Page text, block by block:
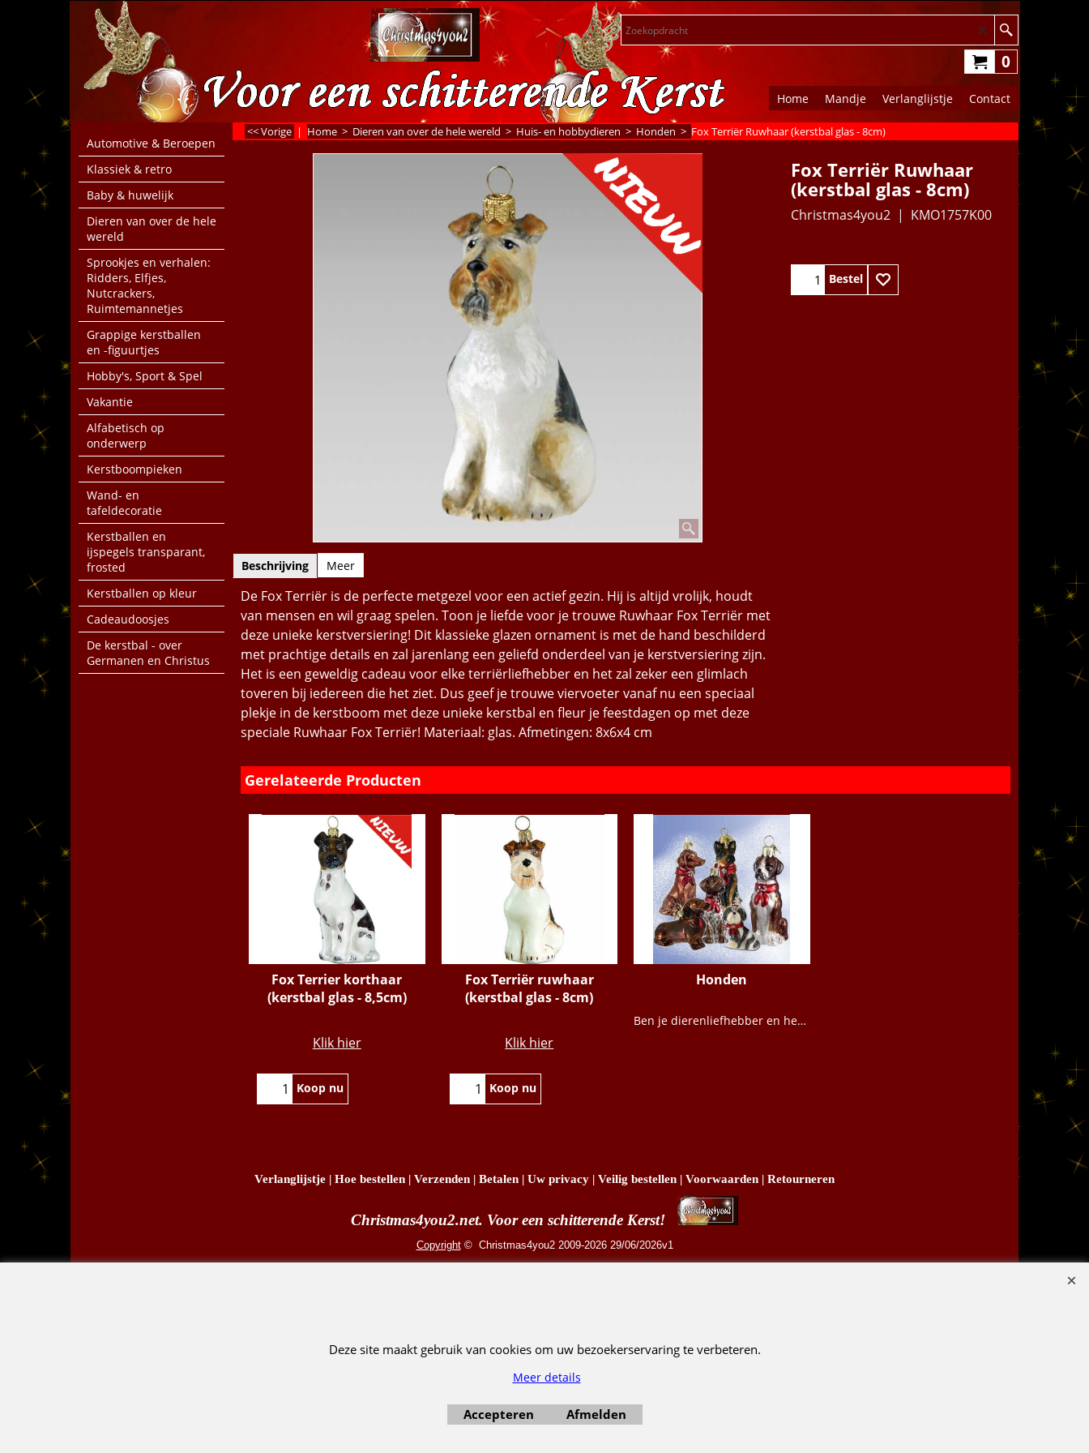
0
Home Mandje Verlanglijstje Contact
Automotive & Beroepen
Klassiek & retro
Baby & huwelijk
Dieren van over de hele
wereld
Sprookjes en verhalen:
Ridders, Elfjes,
Nutcrackers,
Ruimtemannetjes
Grappige kerstballen
en -figuurtjes
Hobby's, Sport & Spel
Vakantie
Alfabetisch op
onderwerp
Kerstboompieken
Wand- en
tafeldecoratie
Kerstballen en
ijspegels transparant,
frosted
Kerstballen op kleur
Cadeaudoosjes
De kerstbal - over
Germanen en Christus
<< Vorige | Home > Dieren van over de hele wereld > Huis- en hobbydieren > Honden > Fox Terriër Ruwhaar (kerstbal glas - 8cm)
Fox Terriër Ruwhaar
(kerstbal glas - 8cm)
Christmas4you2 KMO1757K00
Beschrijving Meer
De Fox Terriër is de perfecte metgezel voor een actief gezin. Hij is altijd vrolijk, houdt
van mensen en wil graag spelen. Toon je liefde voor je trouwe Ruwhaar Fox Terriër met
deze unieke kerstversiering! Dit klassieke glazen ornament is met de hand beschilderd
met prachtige details en zal jarenlang een geliefd onderdeel van je kerstversiering zijn.
Het is een geweldig cadeau voor elke terriërliefhebber en het zal zeker een glimlach
toveren bij iedereen die het ziet. Dus geef je trouwe viervoeter vanaf nu een speciaal
plekje in de kerstboom met deze unieke kerstbal en fleur je feestdagen op met deze
speciale Ruwhaar Fox Terriër! Materiaal: glas. Afmetingen: 8x6x4 cm
Gerelateerde Producten
Fox Terrier korthaar
(kerstbal glas - 8,5cm)
Klik hier
Koop nu
Fox Terriër ruwhaar
(kerstbal glas - 8cm)
Klik hier
Koop nu
Honden
Ben je dierenliefhebber en heb je één of meer honden in huis? Ontzettend leuk om dan een kerstbal van jouw lieverd in je kerstboom te hangen. Kijk snel of jouw ras er bij zit! | Christmas4you2 voor een schitterende Kerst
Verlanglijstje | Hoe bestellen | Verzenden | Betalen | Uw privacy | Veilig bestellen | Voorwaarden | Retourneren
Christmas4you2.net. Voor een schitterende Kerst!
Copyright© Christmas4you2 2009-2026 29/06/2026v1
Deze site maakt gebruik van cookies om uw bezoekerservaring te verbeteren.
Meer details
Accepteren Afmelden